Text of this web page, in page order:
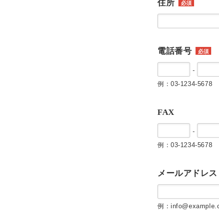
住所 必須
電話番号 必須
-
例：03-1234-5678
FAX
-
例：03-1234-5678
メールアドレス
例：